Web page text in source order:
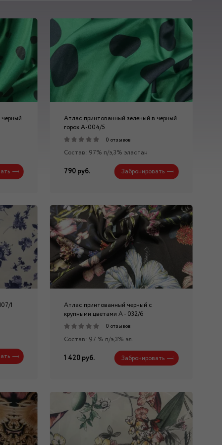
Атлас принтованный зеленый в черный
горох А-004/5
0 отзывов
Состав: 97% п/э,3% эластан
790 руб. Забронировать
1
Атлас принтованный черный с
крупными цветами А - 032/6
0 отзывов
Состав: 97 % п/э,3% эл.
1 420 руб. Забронировать